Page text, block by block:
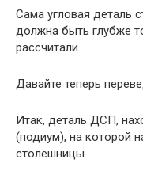
Сама угловая деталь
должна быть глубже
рассчитали.
Давайте теперь
Итак, деталь ДСП,
(подиум), на которой
столешницы.